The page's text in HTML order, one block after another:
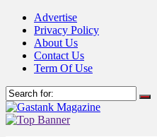
Advertise
Privacy Policy
About Us
Contact Us
Term Of Use